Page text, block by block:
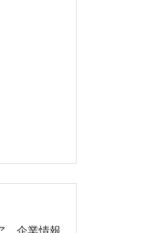
、企業情報